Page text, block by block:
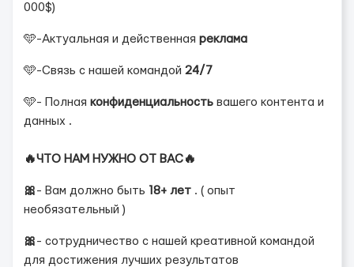
000$)
🩵-Актуальная и действенная реклама
🩵-Связь с нашей командой 24/7
🩵- Полная конфиденциальность вашего контента и
данных .
🔥ЧТО НАМ НУЖНО ОТ ВАС🔥
🎀 - Вам должно быть 18+ лет . ( опыт
необязательный )
🎀 - сотрудничество с нашей креативной командой
для достижения лучших результатов